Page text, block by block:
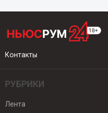
Контакты
РУБРИКИ
Лента